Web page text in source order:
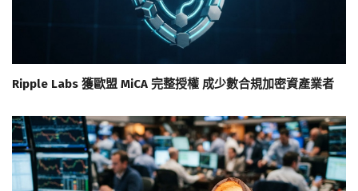
Ripple Labs 獲歐盟 MiCA 完整授權 成少數合規加密資產業者